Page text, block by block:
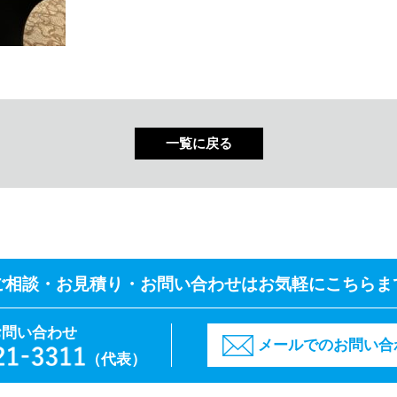
一覧に戻る
相談・お見積り・ お問い合わせはお気軽にこちらま
い合わせ
（代表）
メールでのお問い